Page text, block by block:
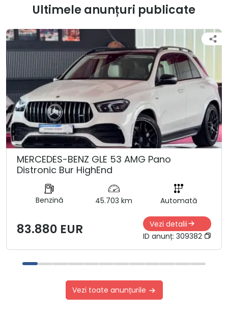
Ultimele anunțuri publicate
MERCEDES-BENZ GLE 53 AMG Pano
Distronic Bur HighEnd
Benzină 45.703 km Automată
83.880 EUR
Vezi detalii
ID anunț: 309382
Vezi toate anunțurile